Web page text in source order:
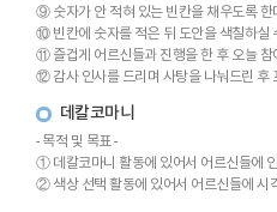
⑨ 숫자가 안 적혀 있는 빈칸을 채우도록 한
⑩ 빈칸에 숫자를 적은 뒤 도안을 색칠하실
⑪ 즐겁게 어르신들과 진행을 한 후 오늘 참
⑫ 감사 인사를 드리며 사탕을 나눠드린 후
데칼코마니
- 목적 및 목표 -
① 데칼코마니 활동에 있어서 어르신들에
② 색상 선택 활동에 있어서 어르신들에 시